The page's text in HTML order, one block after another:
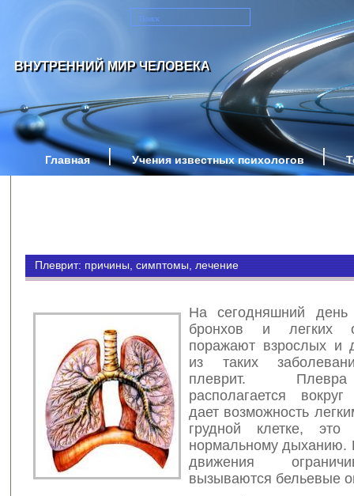
ВНУТРЕННИЙ МИР ЧЕЛОВЕКА
Главная Учения известных психологов
Плеврит: причины, симптомы, лечение
На сегодняшний день
бронхов и легких
поражают взрослых и
из таких
плеврит.
располагается
дает возможность
грудной клетке, это
нормальному дыханию.
движения
вызываются бельевые